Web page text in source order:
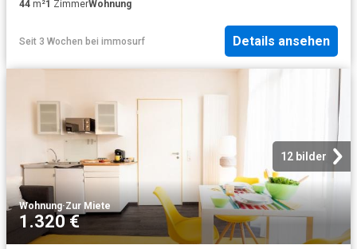
44 m²1 ZimmerWohnung
Seit 3 Wochen bei immosurf Details ansehen
12 bilder
Wohnung·Zur Miete
1.320 €